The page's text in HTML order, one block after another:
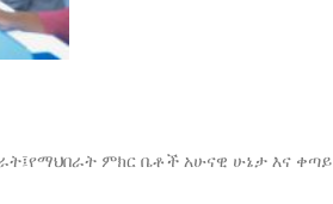
ምክር ቤቶች አሁናዊ ሁኔታ እና ቀጣይ